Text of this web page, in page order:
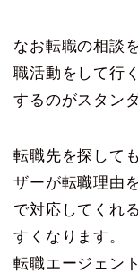
なお転職の相談
職活動をして行
するのがスタン
転職先を探して
ザーが転職理由
で対応してくれ
すくなります。
転職エージェン